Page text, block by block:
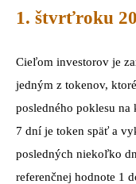
1. štvrťroku
Cieľom investorov je
jedným z tokenov,
posledného poklesu na
7 dní je token späť a
posledných niekoľko
referenčnej hodnote 1